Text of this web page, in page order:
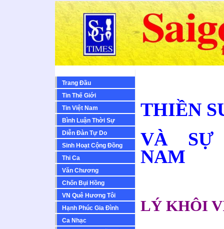
Trang Đầu
Tin Thế Giới
Tin Việt Nam
Bình Luận Thời Sự
Diễn Ðàn Tự Do
Sinh Hoạt Cộng Ðồng
Thi Ca
Văn Chương
Chốn Bụi Hồng
VN Quê Hương Tôi
Hạnh Phúc Gia Đình
Ca Nhạc
THIỀN
VÀ SỰ
NAM
LÝ KHÔI